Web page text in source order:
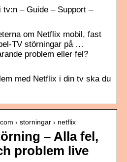
– Guide – Support –
om Netflix mobil, fast
TV störningar på …
problem eller fel?
med Netflix i din tv ska du
› storningar › netflix
– Alla fel,
problem live